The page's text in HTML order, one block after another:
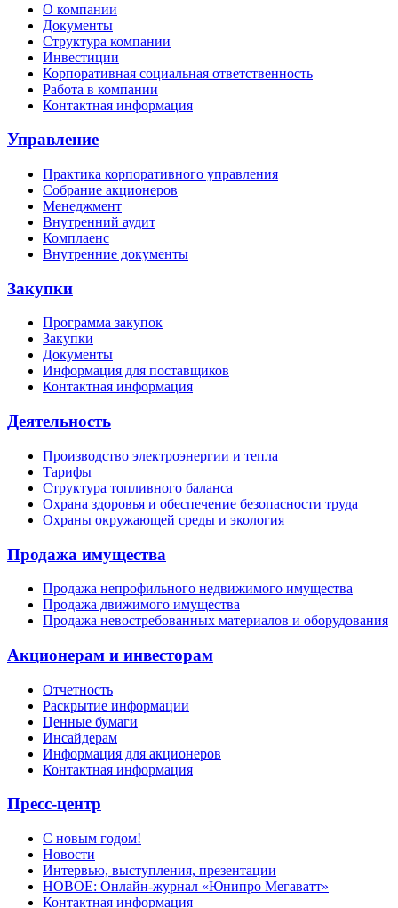
О компании
Документы
Структура компании
Инвестиции
Корпоративная социальная ответственность
Работа в компании
Контактная информация
Управление
Практика корпоративного управления
Собрание акционеров
Менеджмент
Внутренний аудит
Комплаенс
Внутренние документы
Закупки
Программа закупок
Закупки
Документы
Информация для поставщиков
Контактная информация
Деятельность
Производство электроэнергии и тепла
Тарифы
Структура топливного баланса
Охрана здоровья и обеспечение безопасности труда
Охраны окружающей среды и экология
Продажа имущества
Продажа непрофильного недвижимого имущества
Продажа движимого имущества
Продажа невостребованных материалов и оборудования
Акционерам и инвесторам
Отчетность
Раскрытие информации
Ценные бумаги
Инсайдерам
Информация для акционеров
Контактная информация
Пресс-центр
С новым годом!
Новости
Интервью, выступления, презентации
НОВОЕ: Онлайн-журнал «Юнипро Мегаватт»
Контактная информация